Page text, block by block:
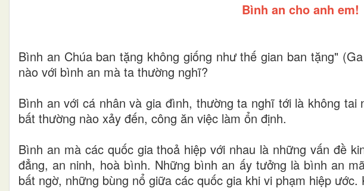
Bình an cho anh em!
Bình an Chúa ban tặng không giống như thế gian ban tặng"
nào với bình an mà ta thường nghĩ?
Bình an với cá nhân và gia đình, thường ta nghĩ tới là không tai
bất thường nào xảy đến, công ăn việc làm ổn định.
Bình an mà các quốc gia thoả hiệp với nhau là những vấn đề
đẳng, an ninh, hoà bình. Những bình an ấy tưởng là bình an
bất ngờ, những bùng nổ giữa các quốc gia khi vi phạm hiệp